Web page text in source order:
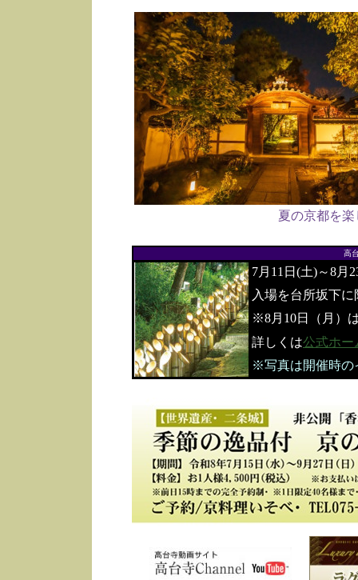
夏の京都を
高
7月11日(土)～8月
入場を台所坂下
※8月10日（月）
詳しくは公式ホー
※写真は開催時の